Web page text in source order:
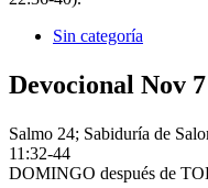
Sin categoría
Devocional Nov 7
Salmo 24; Sabiduría de
11:32-44
DOMINGO después de